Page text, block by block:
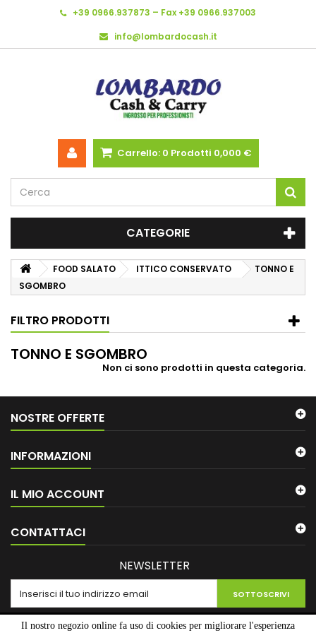
Il nostro negozio online fa uso di cookies per migliorare l'esperienza
+39 0966.937873 – Fax +39 0966.937003
info@lombardocash.it
Carrello: 0 Prodotti 0,000 €
CATEGORIE
FOOD SALATO ITTICO CONSERVATO
TONNO E
SGOMBRO
FILTRO PRODOTTI
TONNO E SGOMBRO
Non ci sono prodotti in questa categoria.
NOSTRE OFFERTE
INFORMAZIONI
IL MIO ACCOUNT
CONTATTACI
NEWSLETTER
SOTTOSCRIVI